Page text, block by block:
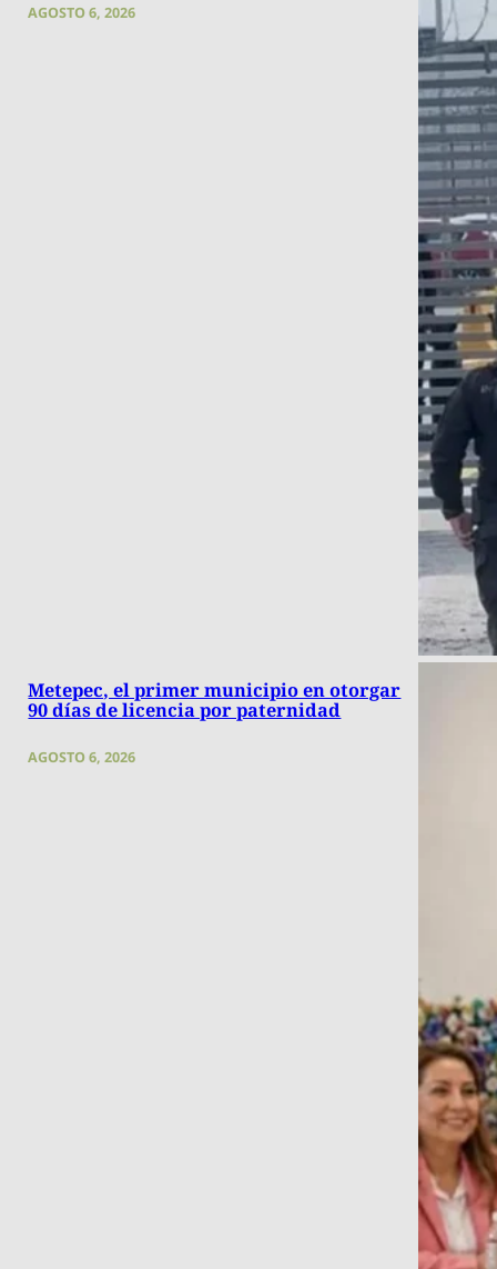
AGOSTO 6, 2026
Metepec, el primer municipio en otorgar
90 días de licencia por paternidad
AGOSTO 6, 2026